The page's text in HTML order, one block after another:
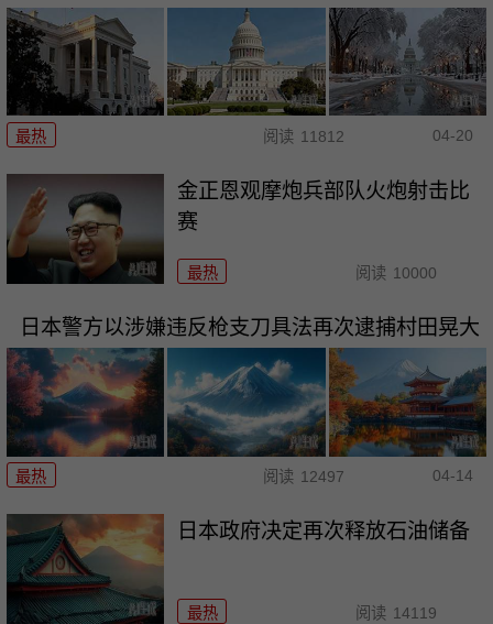
最热 阅读 11812 04-20
金正恩观摩炮兵部队火炮射击比
赛
最热 阅读 10000
日本警方以涉嫌违反枪支刀具法再次逮捕村田晃大
最热 阅读 12497 04-14
日本政府决定再次释放石油储备
最热 阅读 14119